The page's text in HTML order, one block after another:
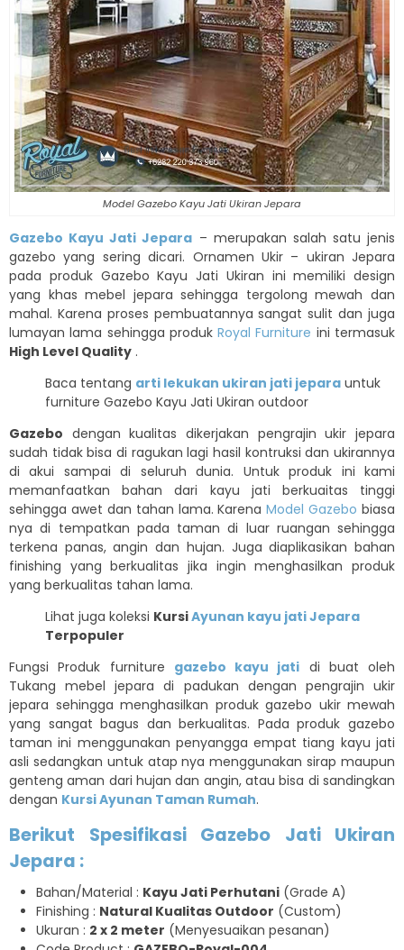
Model Gazebo Kayu Jati Ukiran Jepara
Gazebo Kayu Jati Jepara – merupakan salah satu jenis
gazebo yang sering dicari. Ornamen Ukir – ukiran Jepara
pada produk Gazebo Kayu Jati Ukiran ini memiliki design
yang khas mebel jepara sehingga tergolong mewah dan
mahal. Karena proses pembuatannya sangat sulit dan juga
lumayan lama sehingga produkRoyal Furniture ini termasuk
High Level Quality .
Baca tentang arti lekukan ukiran jati jepara untuk
furniture Gazebo Kayu Jati Ukiran outdoor
Gazebo dengan kualitas dikerjakan pengrajin ukir jepara
sudah tidak bisa di ragukan lagi hasil kontruksi dan ukirannya
di akui sampai di seluruh dunia. Untuk produk ini kami
memanfaatkan bahan dari kayu jati berkuaitas tinggi
sehingga awet dan tahan lama. KarenaModel Gazebo biasa
nya di tempatkan pada taman di luar ruangan sehingga
terkena panas, angin dan hujan. Juga diaplikasikan bahan
finishing yang berkualitas jika ingin menghasilkan produk
yang berkualitas tahan lama.
Lihat juga koleksi KursiAyunan kayu jati Jepara
Terpopuler
Fungsi Produk furniture gazebo kayu jati di buat oleh
Tukang mebel jepara di padukan dengan pengrajin ukir
jepara sehingga menghasilkan produk gazebo ukir mewah
yang sangat bagus dan berkualitas. Pada produk gazebo
taman ini menggunakan penyangga empat tiang kayu jati
asli sedangkan untuk atap nya menggunakan sirap maupun
genteng aman dari hujan dan angin, atau bisa di sandingkan
dengan Kursi Ayunan Taman Rumah.
Berikut Spesifikasi Gazebo Jati Ukiran
Jepara :
Bahan/Material : Kayu Jati Perhutani (Grade A)
Finishing : Natural Kualitas Outdoor (Custom)
Ukuran : 2 x 2 meter (Menyesuaikan pesanan)